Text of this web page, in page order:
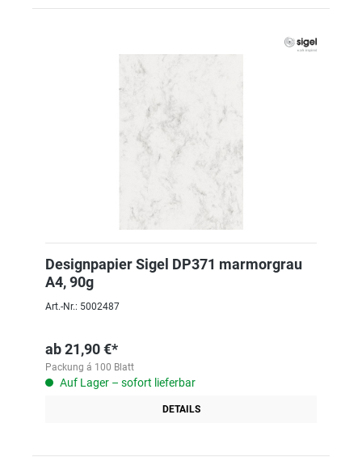
Designpapier Sigel DP371 marmorgrau
A4, 90g
Art.-Nr.: 5002487
ab21,90 €*
Packung á 100 Blatt
Auf Lager – sofort lieferbar
DETAILS